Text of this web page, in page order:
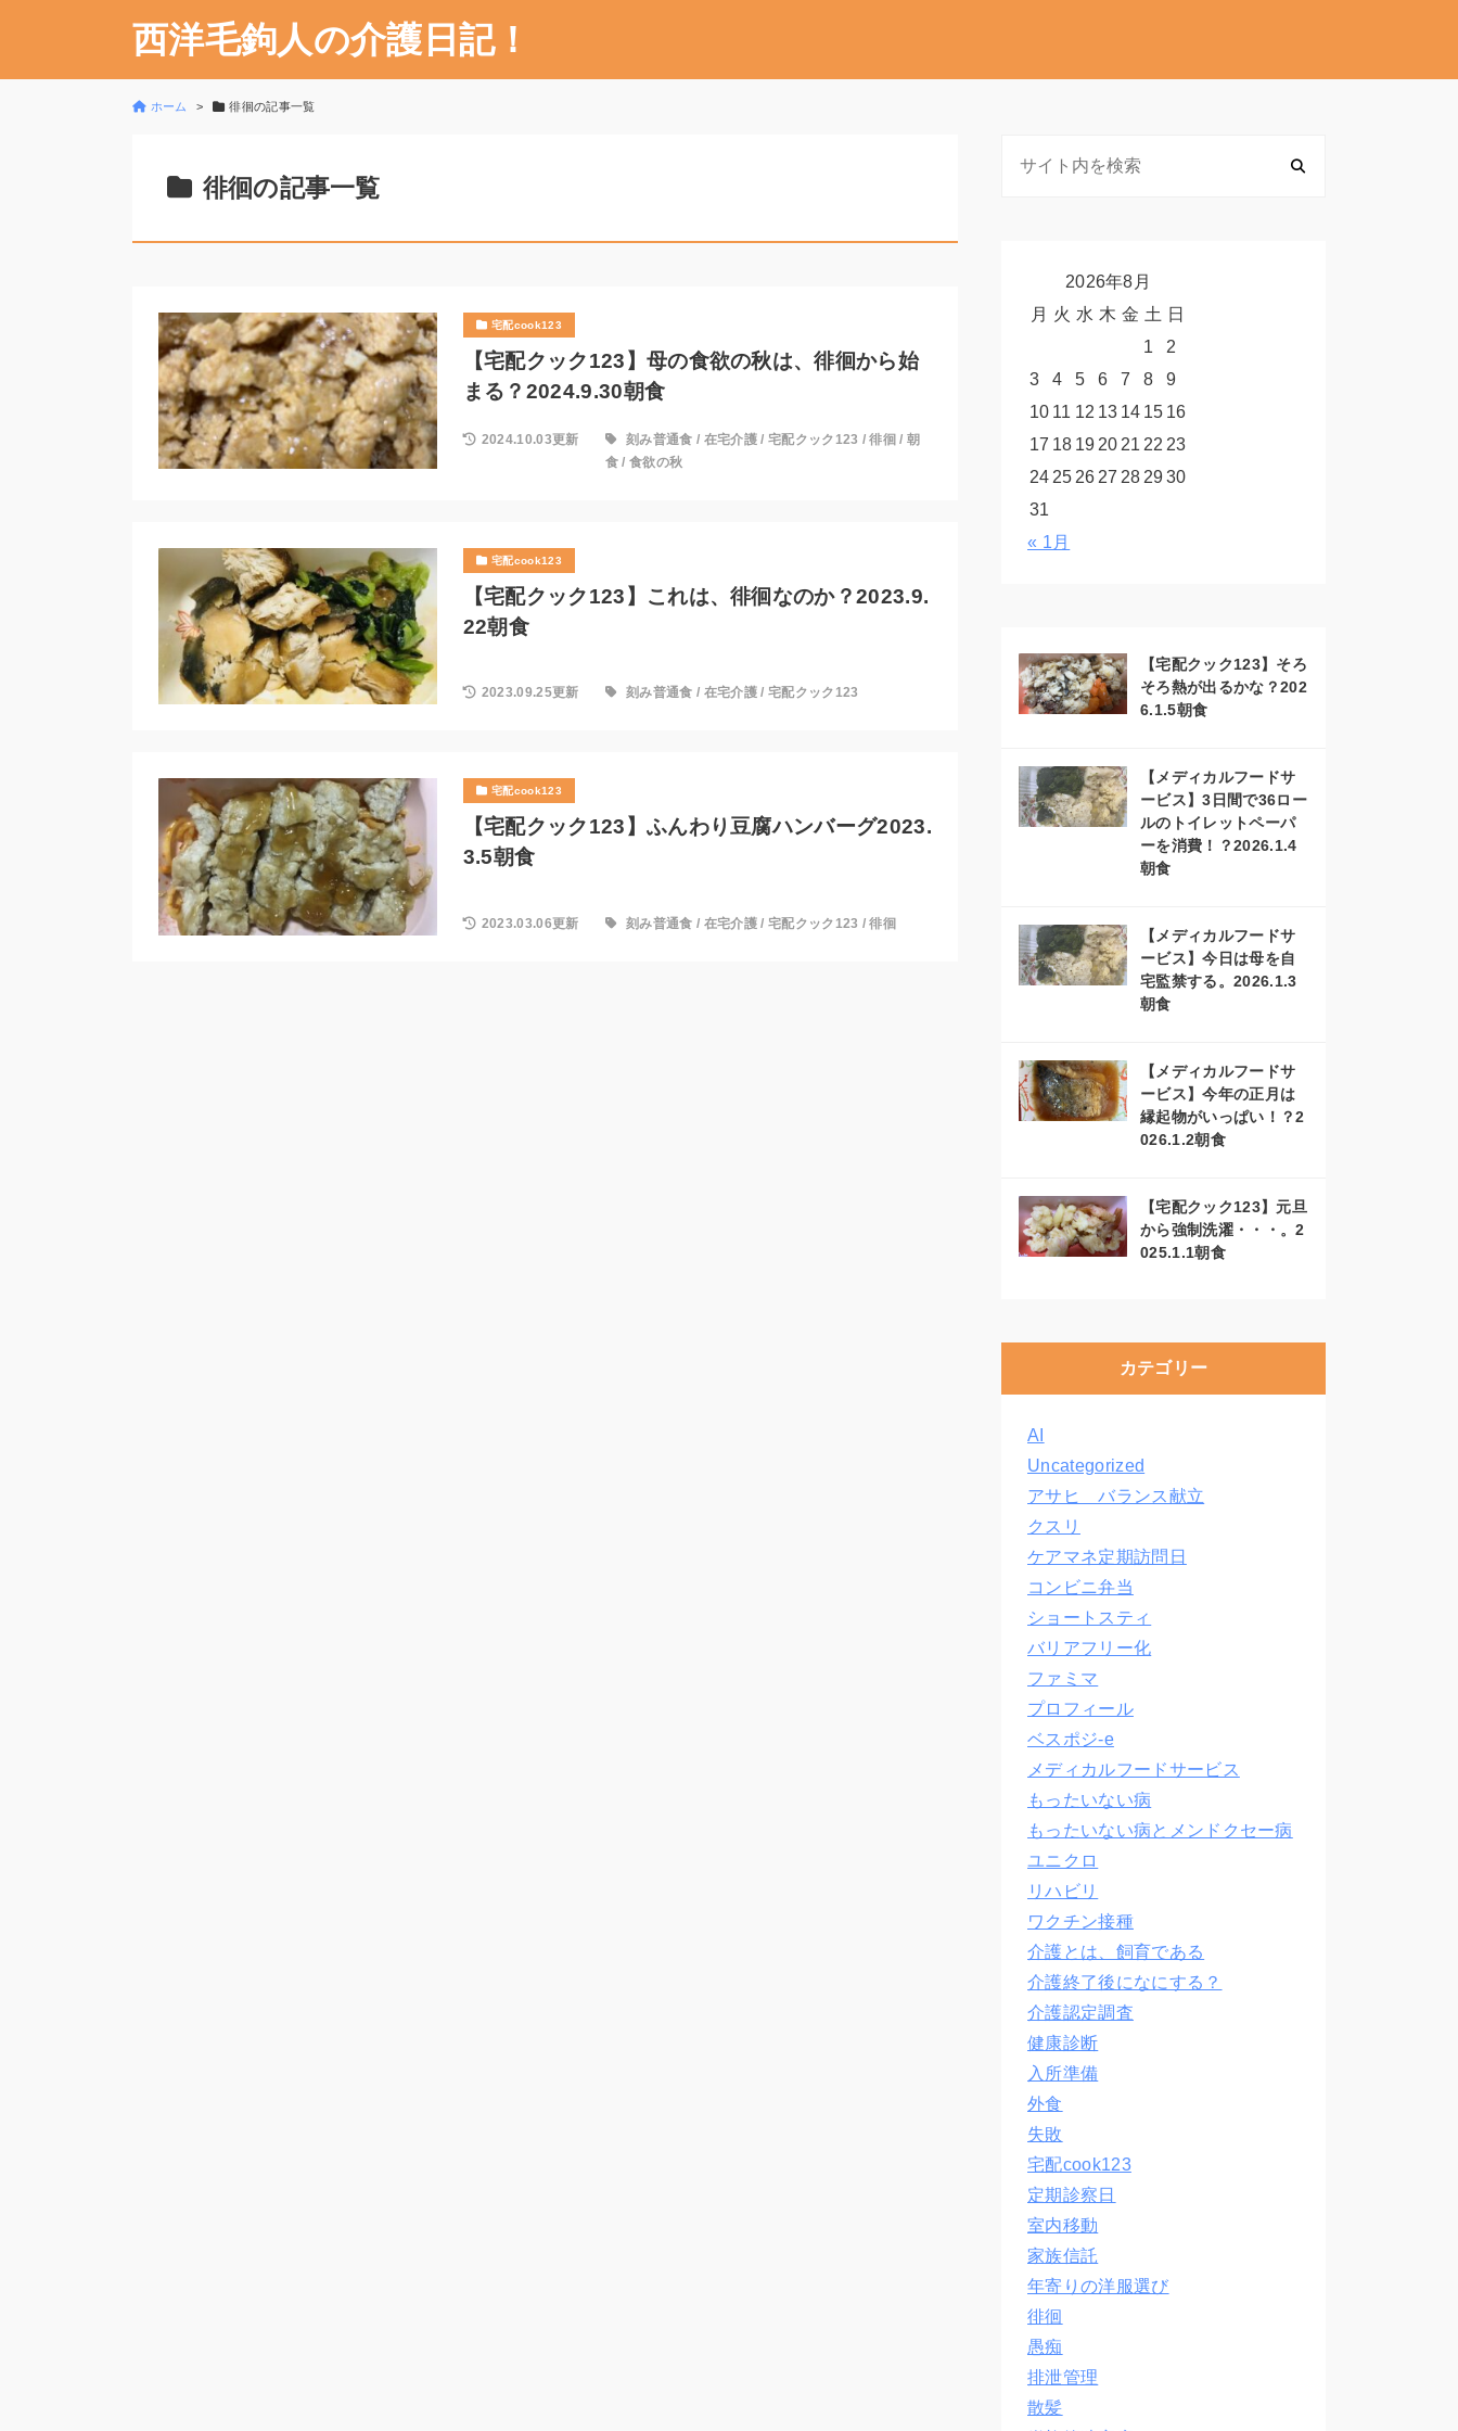
西洋毛鉤人の介護日記！
ホーム 徘徊の記事一覧
徘徊の記事一覧
宅配cook123
【宅配クック123】母の食欲の秋は、徘徊から始
まる？2024.9.30朝食
2024.10.03更新 刻み普通食 / 在宅介護/ 宅配クック123 /徘徊 /朝
食/ 食欲の秋
宅配cook123
【宅配クック123】これは、徘徊なのか？2023.9.
22朝食
2023.09.25更新 刻み普通食 / 在宅介護/ 宅配クック123
宅配cook123
【宅配クック123】ふんわり豆腐ハンバーグ2023.
3.5朝食
2023.03.06更新 刻み普通食 / 在宅介護/ 宅配クック123 /徘徊
2026年8月
月 火 水 木 金 土 日
1
2
3
4 5 6 7 8
9
10 11 12 13 14 15 16
17 18 19 20 21 22 23
24 25 26 27 28 2930
31
« 1月
【宅配クック123】そろ
そろ熱が出るかな？202
6.1.5朝食
【メディカルフードサ
ービス】3日間で36ロー
ルのトイレットペーパ
ーを消費！？2026.1.4
朝食
【メディカルフードサ
ービス】今日は母を自
宅監禁する。2026.1.3
朝食
【メディカルフードサ
ービス】今年の正月は
縁起物がいっぱい！？2
026.1.2朝食
【宅配クック123】元旦
から強制洗濯・・・。2
025.1.1朝食
カテゴリー
AI
Uncategorized
アサヒ バランス献立
クスリ
ケアマネ定期訪問日
コンビニ弁当
ショートスティ
バリアフリー化
ファミマ
プロフィール
ベスポジ-e
メディカルフードサービス
もったいない病
もったいない病とメンドクセー病
ユニクロ
リハビリ
ワクチン接種
介護とは、飼育である
介護終了後になにする？
介護認定調査
健康診断
入所準備
外食
失敗
宅配cook123
定期診察日
室内移動
家族信託
年寄りの洋服選び
徘徊
愚痴
排泄管理
散髪